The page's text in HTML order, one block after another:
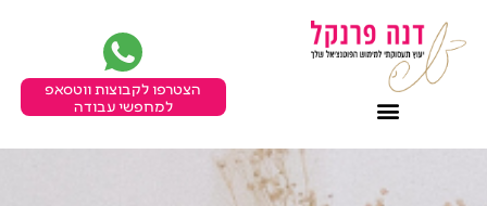
הצטרפו לקבוצות ווטסאפ
למחפשי עבודה